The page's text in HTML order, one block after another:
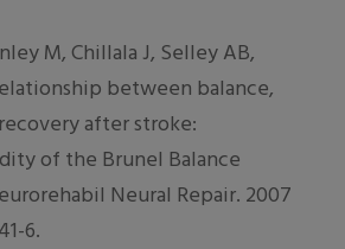
M, Chillala J, Selley AB,
between balance,
after stroke:
of the Brunel Balance
Neural Repair. 2007
6.